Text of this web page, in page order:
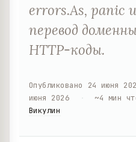
errors.As, panic
перевод
HTTP-коды.
Опубликовано 24 июня
июня 2026
~4 мин
Викулин